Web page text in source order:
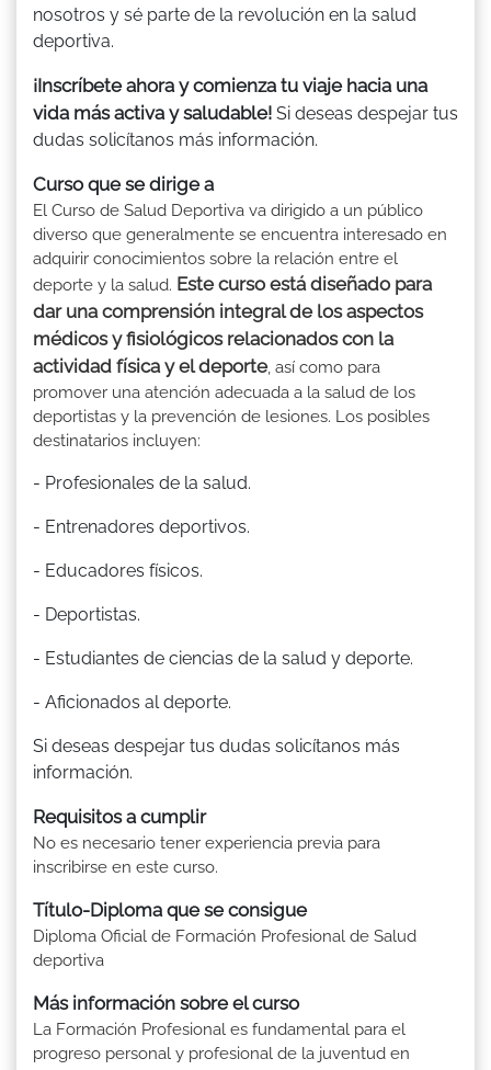
nosotros y sé parte de la revolución en la salud
deportiva.
¡Inscríbete ahora y comienza tu viaje hacia una
vida más activa y saludable! Si deseas despejar tus
dudas solicítanos más información.
Curso que se dirige a
El Curso de Salud Deportiva va dirigido a un público
diverso que generalmente se encuentra interesado en
adquirir conocimientos sobre la relación entre el
deporte y la salud. Este curso está diseñado para
dar una comprensión integral de los aspectos
médicos y fisiológicos relacionados con la
actividad física y el deporte, así como para
promover una atención adecuada a la salud de los
deportistas y la prevención de lesiones. Los posibles
destinatarios incluyen:
- Profesionales de la salud.
- Entrenadores deportivos.
- Educadores físicos.
- Deportistas.
- Estudiantes de ciencias de la salud y deporte.
- Aficionados al deporte.
Si deseas despejar tus dudas solicítanos más
información.
Requisitos a cumplir
No es necesario tener experiencia previa para
inscribirse en este curso.
Título-Diploma que se consigue
Diploma Oficial de Formación Profesional de Salud
deportiva
Más información sobre el curso
La Formación Profesional es fundamental para el
progreso personal y profesional de la juventud en